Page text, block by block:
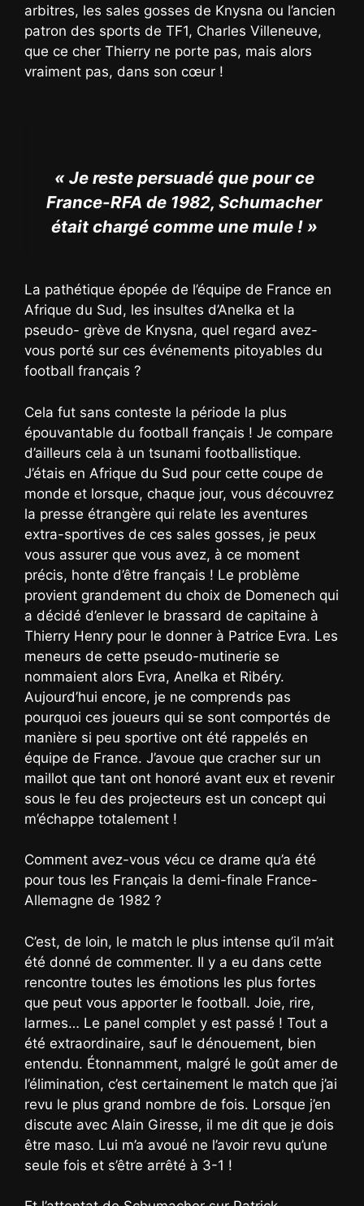
arbitres, les sales gosses de Knysna ou l’ancien
patron des sports de TF1, Charles Villeneuve,
que ce cher Thierry ne porte pas, mais alors
vraiment pas, dans son cœur !
« Je reste persuadé que pour ce
France-RFA de 1982, Schumacher
était chargé comme une mule ! »
La pathétique épopée de l’équipe de France en
Afrique du Sud, les insultes d’Anelka et la
pseudo- grève de Knysna, quel regard avez-
vous porté sur ces événements pitoyables du
football français ?
Cela fut sans conteste la période la plus
épouvantable du football français ! Je compare
d’ailleurs cela à un tsunami footballistique.
J’étais en Afrique du Sud pour cette coupe de
monde et lorsque, chaque jour, vous découvrez
la presse étrangère qui relate les aventures
extra-sportives de ces sales gosses, je peux
vous assurer que vous avez, à ce moment
précis, honte d’être français ! Le problème
provient grandement du choix de Domenech qui
a décidé d’enlever le brassard de capitaine à
Thierry Henry pour le donner à Patrice Evra. Les
meneurs de cette pseudo-mutinerie se
nommaient alors Evra, Anelka et Ribéry.
Aujourd’hui encore, je ne comprends pas
pourquoi ces joueurs qui se sont comportés de
manière si peu sportive ont été rappelés en
équipe de France. J’avoue que cracher sur un
maillot que tant ont honoré avant eux et revenir
sous le feu des projecteurs est un concept qui
m’échappe totalement !
Comment avez-vous vécu ce drame qu’a été
pour tous les Français la demi-finale France-
Allemagne de 1982 ?
C’est, de loin, le match le plus intense qu’il m’ait
été donné de commenter. Il y a eu dans cette
rencontre toutes les émotions les plus fortes
que peut vous apporter le football. Joie, rire,
larmes… Le panel complet y est passé ! Tout a
été extraordinaire, sauf le dénouement, bien
entendu. Étonnamment, malgré le goût amer de
l’élimination, c’est certainement le match que j’ai
revu le plus grand nombre de fois. Lorsque j’en
discute avec Alain Giresse, il me dit que je dois
être maso. Lui m’a avoué ne l’avoir revu qu’une
seule fois et s’être arrêté à 3-1 !